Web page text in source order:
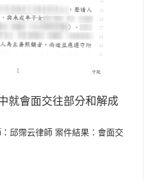
就會面交往部分和解成
邱霈云律師 案件結果：會面交